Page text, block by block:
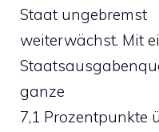
Staat ungebremst
weiterwächst. Mit
ganze
7,1 Prozentpunkte